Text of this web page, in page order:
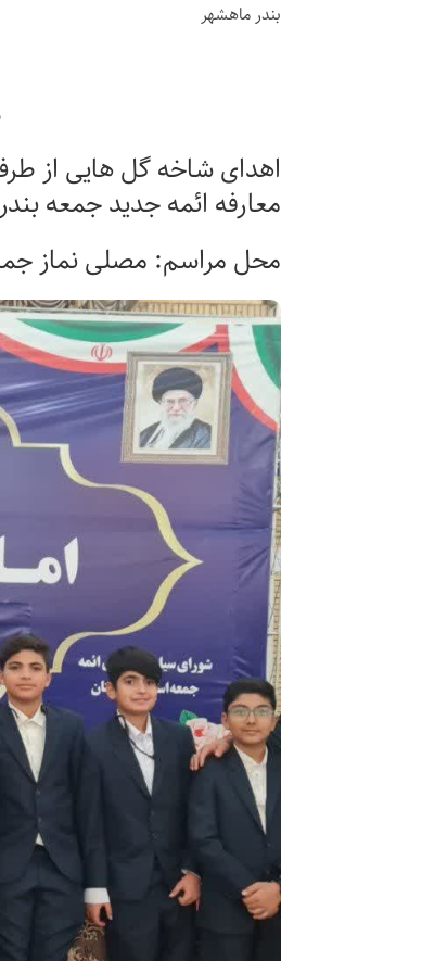
بندر ماهشهر
اهدای شاخه گل هایی از
معارفه ائمه جدید جمعه
محل مراسم: مصلی نماز